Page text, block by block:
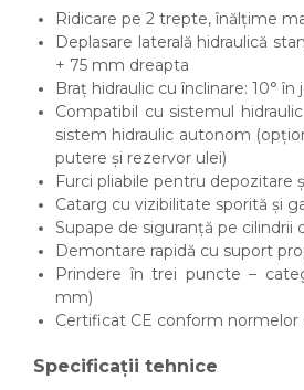
Ridicare pe 2 trepte, înălțime
Deplasare laterală hidraulică
+ 75 mm dreapta
Braț hidraulic cu înclinare: 10° în
Compatibil cu sistemul
sistem hidraulic autonom
putere și rezervor ulei)
Furci pliabile pentru depozitare
Catarg cu vizibilitate sporită și
Supape de siguranță pe cilindrii
Demontare rapidă cu suport
Prindere în trei puncte –
mm)
Certificat CE conform normelor
Specificații tehnice